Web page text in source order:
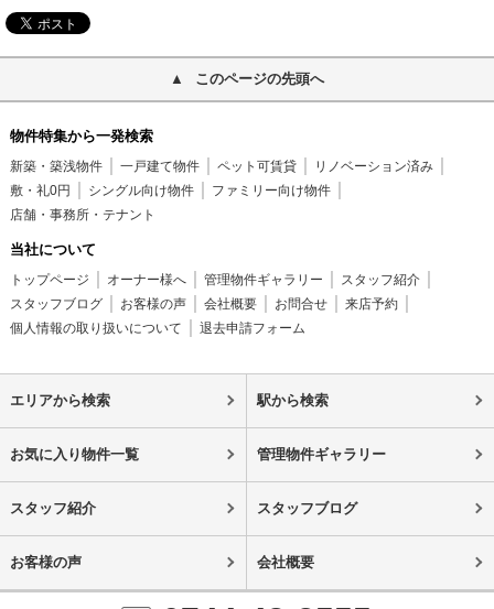
このページの先頭へ
物件特集から一発検索
新築・築浅物件 一戸建て物件 ペット可賃貸
リノベーション済み
敷・礼0円
シングル向け物件
ファミリー向け物件
店舗・事務所・テナント
当社について
トップページ オーナー様へ 管理物件ギャラリー
スタッフ紹介
スタッフブログ
お客様の声 会社概要 お問合せ
来店予約
個人情報の取り扱いについて
退去申請フォーム
エリアから検索 駅から検索
お気に入り物件一覧 管理物件ギャラリー
スタッフ紹介 スタッフブログ
お客様の声 会社概要